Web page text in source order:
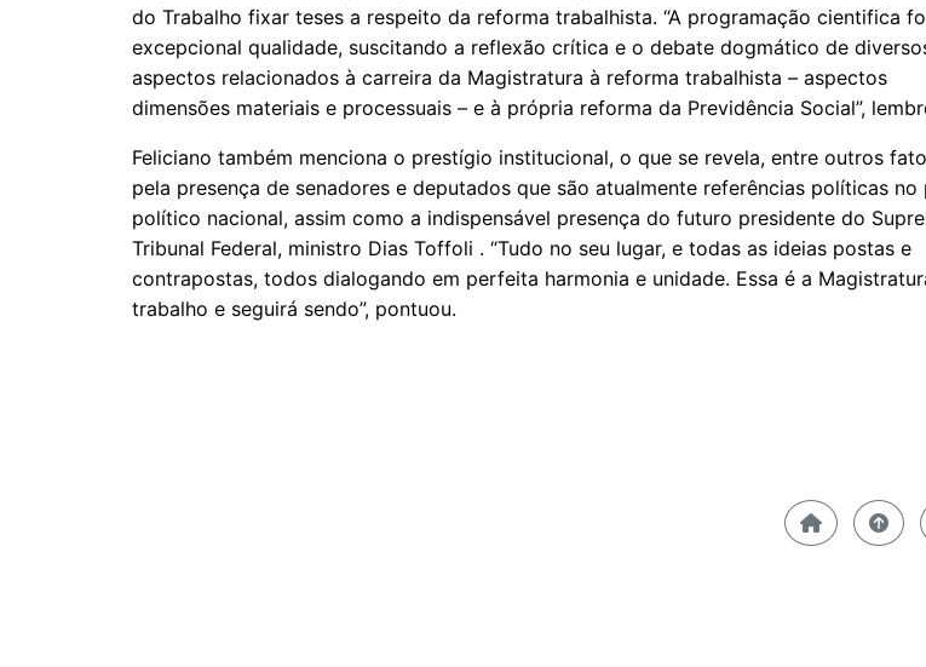
do Trabalho fixar teses a respeito da reforma trabalhista. “A programação cientifica
excepcional qualidade, suscitando a reflexão crítica e o debate dogmático de
aspectos relacionados à carreira da Magistratura à reforma trabalhista – aspectos
dimensões materiais e processuais – e à própria reforma da Previdência Social”,
Feliciano também menciona o prestígio institucional, o que se revela, entre outros
pela presença de senadores e deputados que são atualmente referências políticas no
político nacional, assim como a indispensável presença do futuro presidente do
Tribunal Federal, ministro Dias Toffoli . “Tudo no seu lugar, e todas as ideias postas e
contrapostas, todos dialogando em perfeita harmonia e unidade. Essa é a
trabalho e seguirá sendo”, pontuou.